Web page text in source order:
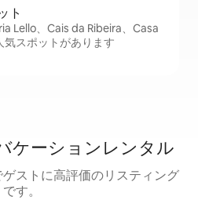
ト
Lello、Cais da Ribeira、Casa
スポットがあります
ケーションレンタル
ストに高評価のリスティング
です。